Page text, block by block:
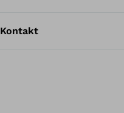
Kontakt